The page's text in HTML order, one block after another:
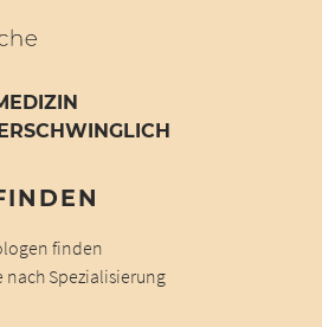
finden
nach Spezialisierung